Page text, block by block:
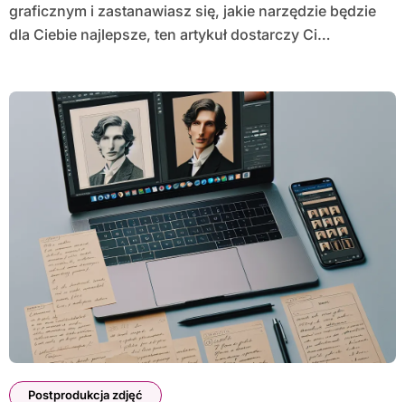
graficznym i zastanawiasz się, jakie narzędzie będzie
dla Ciebie najlepsze, ten artykuł dostarczy Ci…
Postprodukcja zdjęć